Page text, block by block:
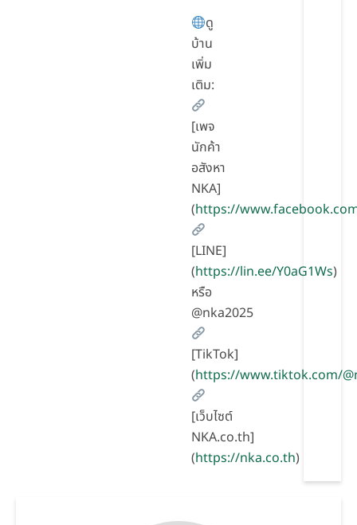
ดู
บ้าน
เพิ่ม
เติม:
[เพจ
นักค้า
อสังหา
NKA]
(https://
[LINE]
(https://lin.ee/Y0aG1Ws)
หรือ
@nka2025
[TikTok]
(https://www.tiktok.com/
[เว็บไซต์
NKA.co.th]
(https://nka.co.th)